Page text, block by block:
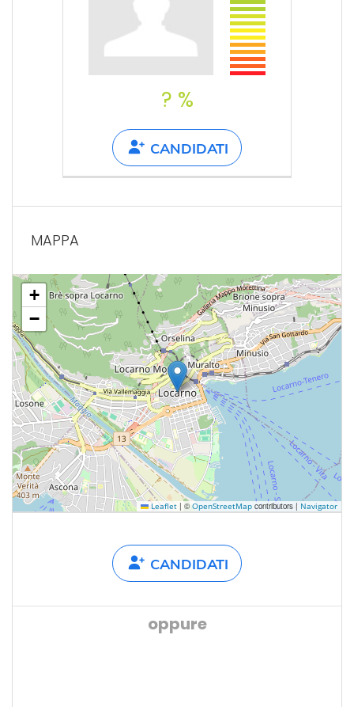
? %
CANDIDATI
MAPPA
+
−
Leaflet | © OpenStreetMap contributors | Navigator
CANDIDATI
oppure